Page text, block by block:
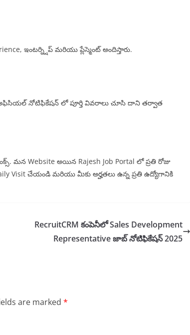
ఇంటర్న్షిప్ మరియు ప్లేస్మెంట్ అందిస్తారు.
నోటిఫికేషన్ లో పూర్తి వివరాలు చూసి దాని తర్వాత
మన Website అయిన Rajesh Job Portal లో ప్రతి రోజు
Visit చేయండి మరియు మీకు అర్హతలు ఉన్న ప్రతి ఉద్యోగానికి
RecruitCRM కంపెనీలో Sales Development
Representative జాబ్ నోటిఫికేషన్ 2025
are marked *